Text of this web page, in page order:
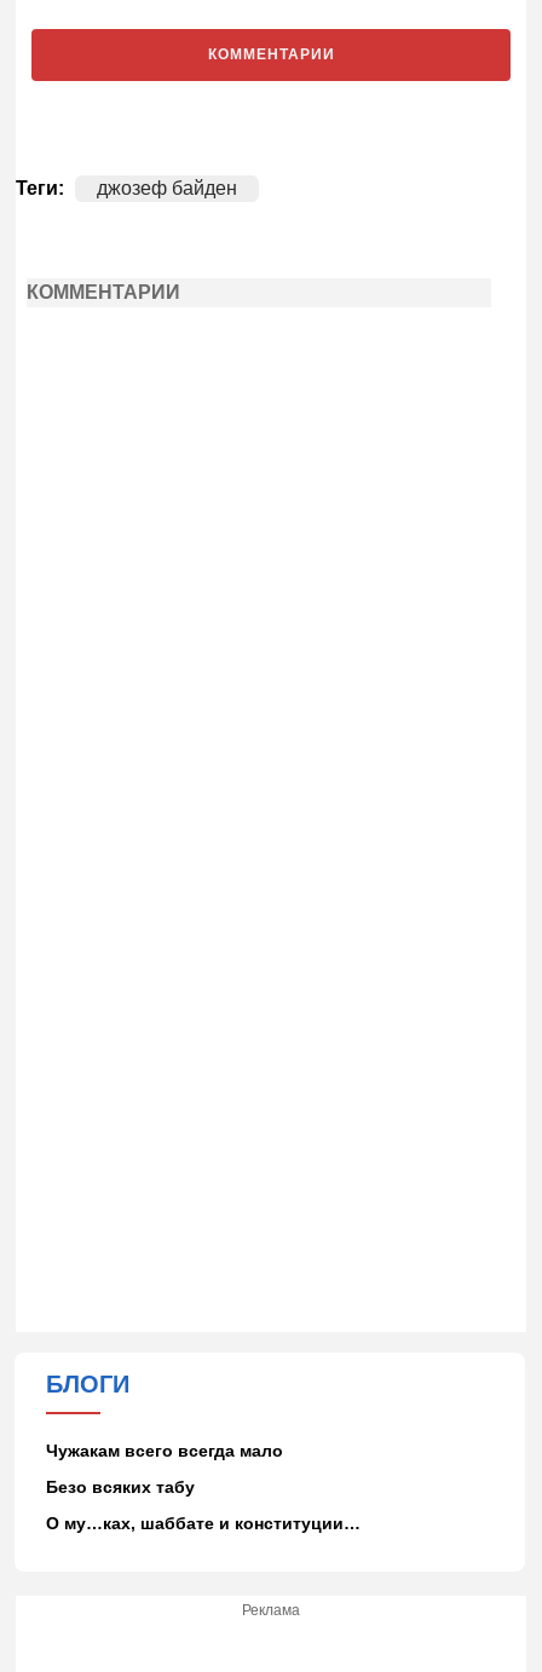
КОММЕНТАРИИ
Теги: джозеф байден
КОММЕНТАРИИ
БЛОГИ
Чужакам всего всегда мало
Безо всяких табу
О му…ках, шаббате и конституции…
Реклама